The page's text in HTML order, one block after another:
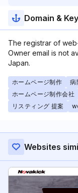
Domain &
The registrar of
Owner email is not
Japan.
ホームページ制作 病
ホームページ制作会社
リスティング 提案
Websites